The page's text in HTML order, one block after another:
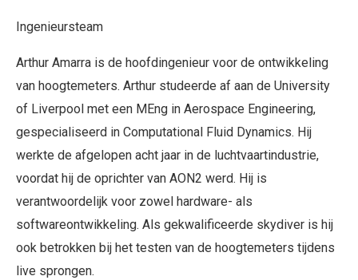
Ingenieursteam
Arthur Amarra is de hoofdingenieur voor de ontwikkeling
van hoogtemeters. Arthur studeerde af aan de University
of Liverpool met een MEng in Aerospace Engineering,
gespecialiseerd in Computational Fluid Dynamics. Hij
werkte de afgelopen acht jaar in de luchtvaartindustrie,
voordat hij de oprichter van AON2 werd. Hij is
verantwoordelijk voor zowel hardware- als
softwareontwikkeling. Als gekwalificeerde skydiver is hij
ook betrokken bij het testen van de hoogtemeters tijdens
live sprongen.